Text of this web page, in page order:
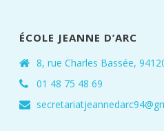
ÉCOLE JEANNE D’ARC
8, rue Charles Bassée,
01 48 75 48 69